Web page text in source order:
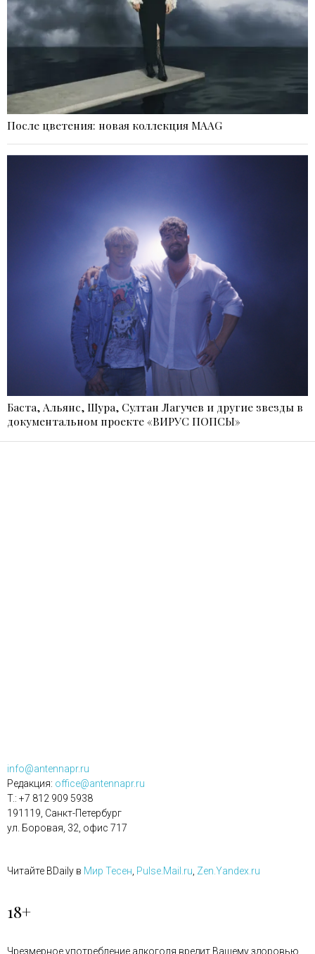
После цветения: новая коллекция MAAG
Баста, Альянс, Шура, Султан Лагучев и другие звезды в
документальном проекте «ВИРУС ПОПСЫ»
info@antennapr.ru
Редакция: office@antennapr.ru
T.: +7 812 909 5938
191119, Санкт-Петербург
ул. Боровая, 32, офис 717
Читайте BDaily в Мир Тесен, Pulse.Mail.ru, Zen.Yandex.ru
18+
Чрезмерное употребление алкоголя вредит Вашему здоровью.